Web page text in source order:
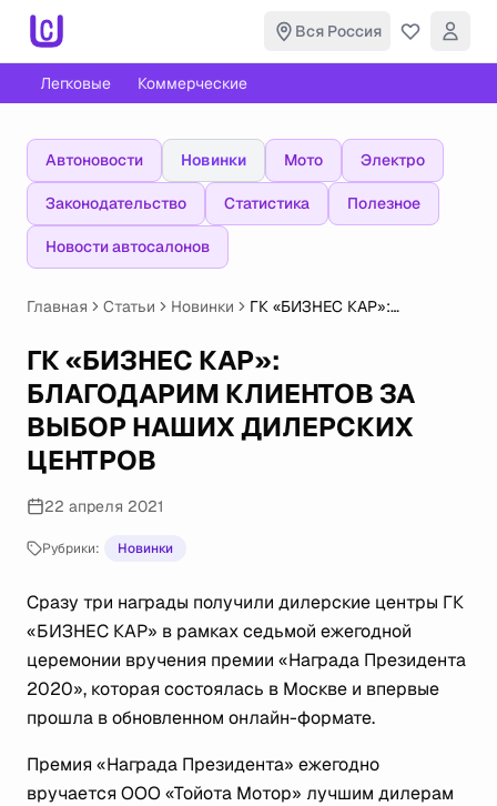
Вся Россия
Легковые Коммерческие
Автоновости Новинки Мото Электро
Законодательство Статистика Полезное
Новости автосалонов
Главная Статьи Новинки
ГК «БИЗНЕС КАР»:
ВЫБОР НАШИХ ДИЛЕРСКИХ
ЦЕНТРОВ
ГК «БИЗНЕС КАР»:
БЛАГОДАРИМ КЛИЕНТОВ ЗА
ВЫБОР НАШИХ ДИЛЕРСКИХ
ЦЕНТРОВ
22 апреля 2021
Рубрики: Новинки
Сразу три награды получили дилерские центры ГК
«БИЗНЕС КАР» в рамках седьмой ежегодной
церемонии вручения премии «Награда Президента
2020», которая состоялась в Москве и впервые
прошла в обновленном онлайн-формате.
Премия «Награда Президента» ежегодно
вручается ООО «Тойота Мотор» лучшим дилерам